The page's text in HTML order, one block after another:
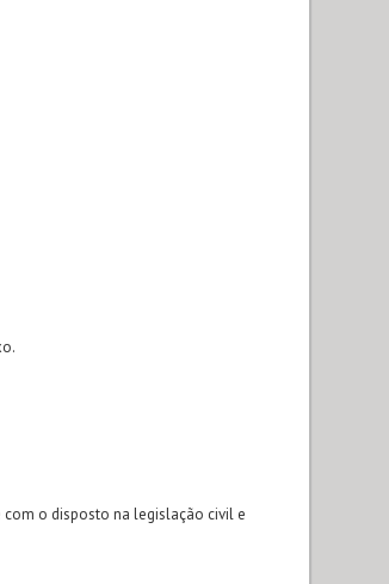
com o disposto na legislação civil e